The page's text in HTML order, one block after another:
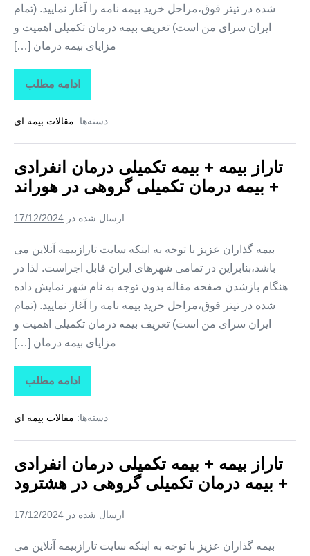
شده در تیتر فوق،مراحل خرید بیمه نامه را آغاز نمایید. (تمام
ایران سرای من است) تعریف بیمه درمان تکمیلی اهمیت و
مزایای بیمه درمان […]
ادامه مطلب
تاراز
بیمه
بیمه
درمان
+
بیمه
درمان
تکمیلی
در
دسته‌ها: مقالات بیمه ای
تاراز بیمه + بیمه تکمیلی درمان انفرادی
+ بیمه درمان تکمیلی گروهی در هوراند
ارسال شده در 17/12/2024
بیمه گذاران عزیز با توجه به اینکه سایت تارازبیمه آنلاین می
باشد،بنابراین در تمامی شهرهای ایران قابل اجراست. لذا در
هنگام بازشدن صفحه مقاله بدون توجه به نام شهر نمایش داده
شده در تیتر فوق،مراحل خرید بیمه نامه را آغاز نمایید. (تمام
ایران سرای من است) تعریف بیمه درمان تکمیلی اهمیت و
مزایای بیمه درمان […]
ادامه مطلب
تاراز
بیمه
بیمه
درمان
+
بیمه
درمان
تکمیلی
در
دسته‌ها: مقالات بیمه ای
تاراز بیمه + بیمه تکمیلی درمان انفرادی
+ بیمه درمان تکمیلی گروهی در هشترود
ارسال شده در 17/12/2024
بیمه گذاران عزیز با توجه به اینکه سایت تارازبیمه آنلاین می